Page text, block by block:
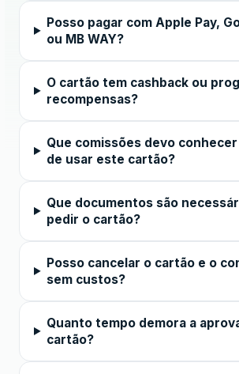
Posso pagar com Apple Pay,
ou MB WAY?
O cartão tem cashback ou
recompensas?
Que comissões devo
de usar este cartão?
Que documentos são
pedir o cartão?
Posso cancelar o cartão e o
sem custos?
Quanto tempo demora a
cartão?